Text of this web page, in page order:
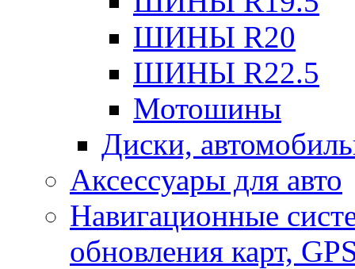
ШИНЫ R20
ШИНЫ R22.5
Мотошины
Диски,
Аксесcуары для авто
Навигационные
обновления карт,